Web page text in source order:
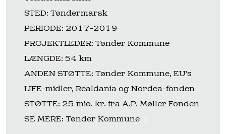
STED: Tøndermarsk
PERIODE: 2017-2019
PROJEKTLEDER: Tønder Kommune
LÆNGDE: 54 km
ANDEN STØTTE: Tønder Kommune, EU’s
LIFE-midler, Realdania og Nordea-fonden
STØTTE: 25 mio. kr. fra A.P. Møller Fonden
SE MERE: Tønder Kommune